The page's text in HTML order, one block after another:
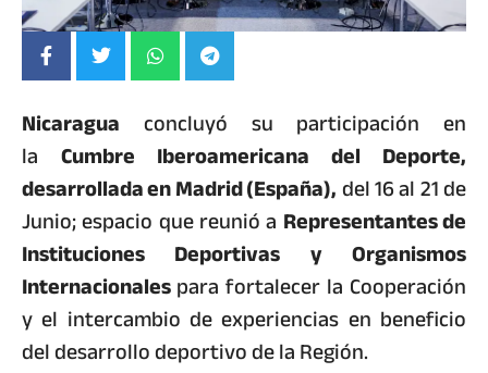
Nicaragua concluyó su participación en
la Cumbre Iberoamericana del Deporte,
desarrollada en Madrid (España),del 16 al 21 de
Junio; espacio que reunió a Representantes de
Instituciones Deportivas y Organismos
Internacionalespara fortalecer la Cooperación
y el intercambio de experiencias en beneficio
del desarrollo deportivo de la Región.